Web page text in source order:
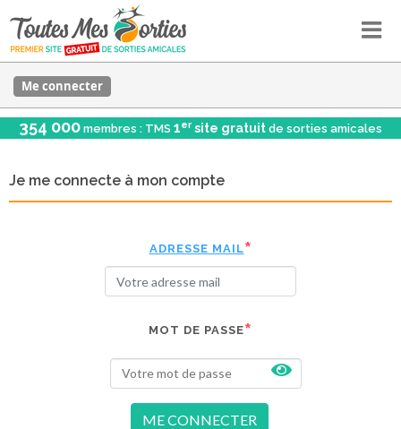
Me connecter
354 000 membres : TMS 1er site gratuit de sorties amicales
Je me connecte à mon compte
ADRESSE MAIL
MOT DE PASSE
ME CONNECTER